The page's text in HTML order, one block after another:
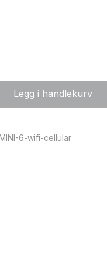
Legg i handlekurv
6-wifi-cellular